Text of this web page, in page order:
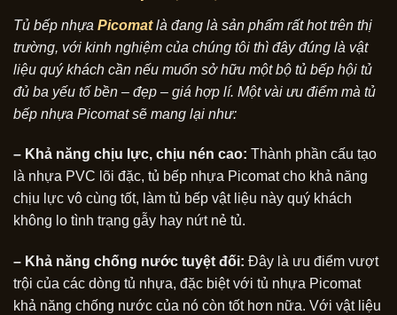
Tủ bếp nhựa Picomatlà đang là sản phẩm rất hot trên thị
trường, với kinh nghiệm của chúng tôi thì đây đúng là vật
liệu quý khách cần nếu muốn sở hữu một bộ tủ bếp hội tủ
đủ ba yếu tố bền – đẹp – giá hợp lí. Một vài ưu điểm mà tủ
bếp nhựa Picomat sẽ mang lại như:
– Khả năng chịu lực, chịu nén cao: Thành phần cấu tạo
là nhựa PVC lõi đặc, tủ bếp nhựa Picomat cho khả năng
chịu lực vô cùng tốt, làm tủ bếp vật liệu này quý khách
không lo tình trạng gẫy hay nứt nẻ tủ.
– Khả năng chống nước tuyệt đối: Đây là ưu điểm vượt
trội của các dòng tủ nhựa, đặc biệt với tủ nhựa Picomat
khả năng chống nước của nó còn tốt hơn nữa. Với vật liệu